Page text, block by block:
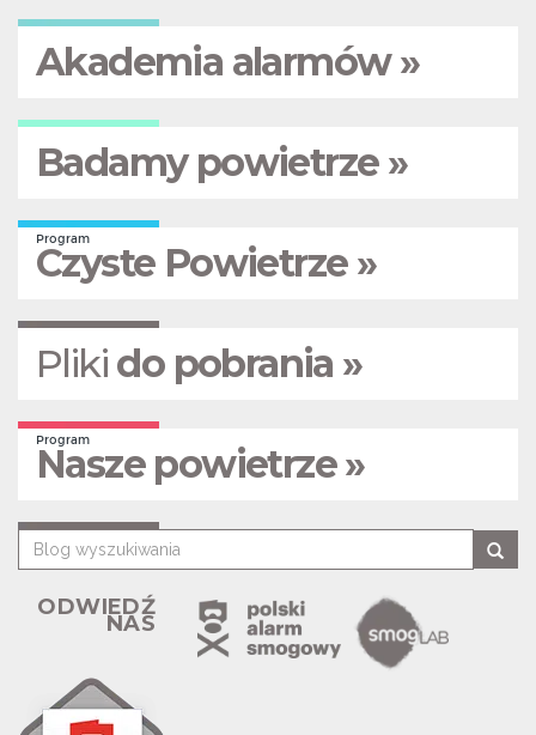
Akademia alarmów »
Badamy powietrze »
Program
Czyste Powietrze »
Pliki do pobrania »
Program
Nasze powietrze »
ODWIEDŹ
NAS